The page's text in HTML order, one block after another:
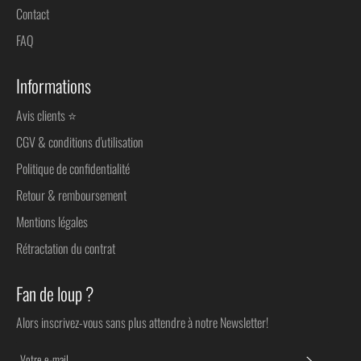
Contact
FAQ
Informations
Avis clients ⭐
CGV & conditions d'utilisation
Politique de confidentialité
Retour & remboursement
Mentions légales
Rétractation du contrat
Fan de loup ?
Alors inscrivez-vous sans plus attendre à notre Newsletter!